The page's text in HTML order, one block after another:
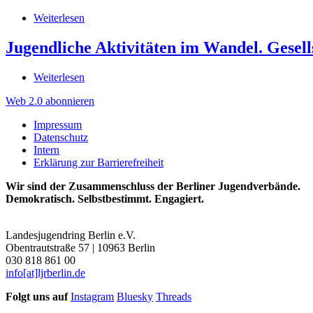
Weiterlesen
macht
Medien.
Videos
Jugendliche Aktivitäten im Wandel.
Weiterlesen
Aktivitäten
Gesellschaftliche
und
in
Zeiten
2.0
Web 2.0 abonnieren
Impressum
Datenschutz
Intern
Erklärung zur Barrierefreiheit
Wir sind der Zusammenschluss der Berliner Jugendverbände.
Demokratisch. Selbstbestimmt. Engagiert.
Landesjugendring Berlin e.V.
Obentrautstraße 57 | 10963 Berlin
030 818 861 00
info[at]ljrberlin.de
Folgt uns auf Instagram Bluesky Threads